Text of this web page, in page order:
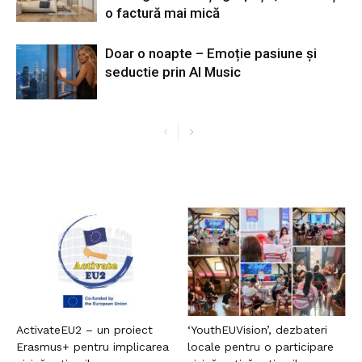
o factură mai mică
Doar o noapte – Emoție pasiune și
seductie prin AI Music
ActivateEU2 – un proiect
Erasmus+ pentru implicarea
‘YouthEUVision’, dezbateri
locale pentru o participare